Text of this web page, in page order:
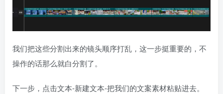
我们把这些分割出来的镜头顺序打乱，这一步挺重要的，不
操作的话那么就白分割了。
下一步，点击文本-新建文本-把我们的文案素材粘贴进去。